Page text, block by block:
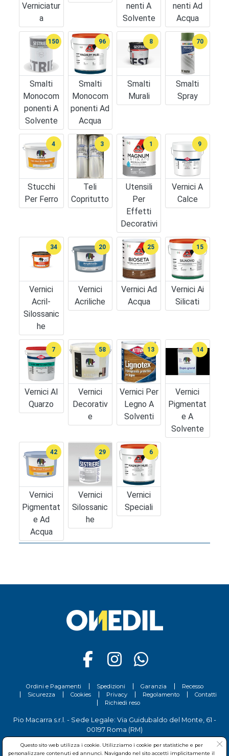
Verniciatur
A
Nenti A
Solvente
Nenti Ad
Acqua
Smalti
Monocom
Ponenti A
Solvente
150
Smalti
Monocom
Ponenti Ad
Acqua
96
Smalti
Murali
8
Smalti
Spray
70
Stucchi
Per Ferro
4
Teli
Copritutto
3
Utensili
Per
Effetti
Decorativi
1
Vernici A
Calce
9
Vernici
Acril-
Silossanic
He
34
Vernici
Acriliche
20
Vernici Ad
Acqua
25
Vernici Ai
Silicati
15
Vernici Al
Quarzo
7
Vernici
Decorativ
E
58
Vernici Per
Legno A
Solventi
13
Vernici
Pigmentat
E A
Solvente
14
Vernici
Pigmentat
E Ad
Acqua
42
Vernici
Silossanic
He
29
Vernici
Speciali
6
Ordini e Pagamenti Spedizioni Garanzia
Recesso
Sicurezza
Cookies Privacy Regolamento
Contatti
Richiedi reso
Pio Macarra s.r.l. - Sede Legale: Via Guidubaldo del Monte, 61 -
00197 Roma (RM)
Partita Iva: 04809541008 - Codice Fiscale: 04809541008 Capitale
Sociale 700.000 Euro i.v.
Questo sito web utilizza i cookie. Utilizziamo i cookie per statistiche e per
personalizzare contenuti ed annunci. Navigando nel sito accetti implicitamente il